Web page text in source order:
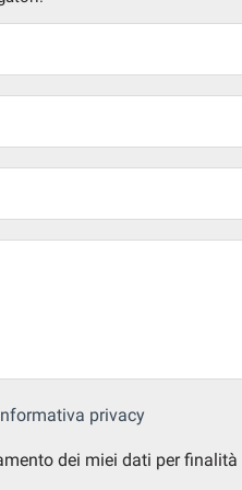
privacy
dei miei dati per finalità